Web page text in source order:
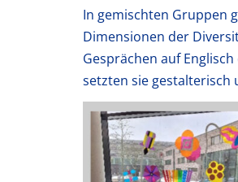
In gemischten Gruppen
Dimensionen der
Gesprächen auf
setzten sie gestalterisch